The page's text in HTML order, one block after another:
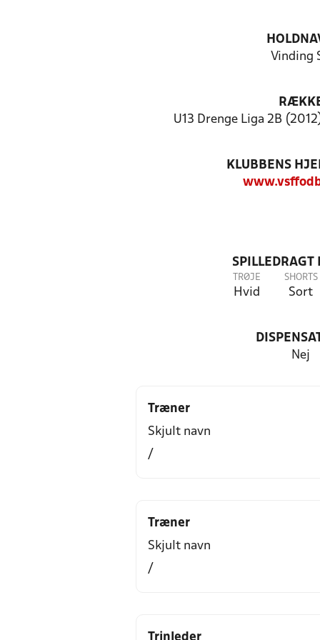
Vinding
U13 Drenge Liga 2B
KLUBBENS
SPILLEDRAGT
TRØJE
Hvid
SHORTS
Sort
Nej
Træner
Skjult navn
/
Træner
Skjult navn
/
Trinleder